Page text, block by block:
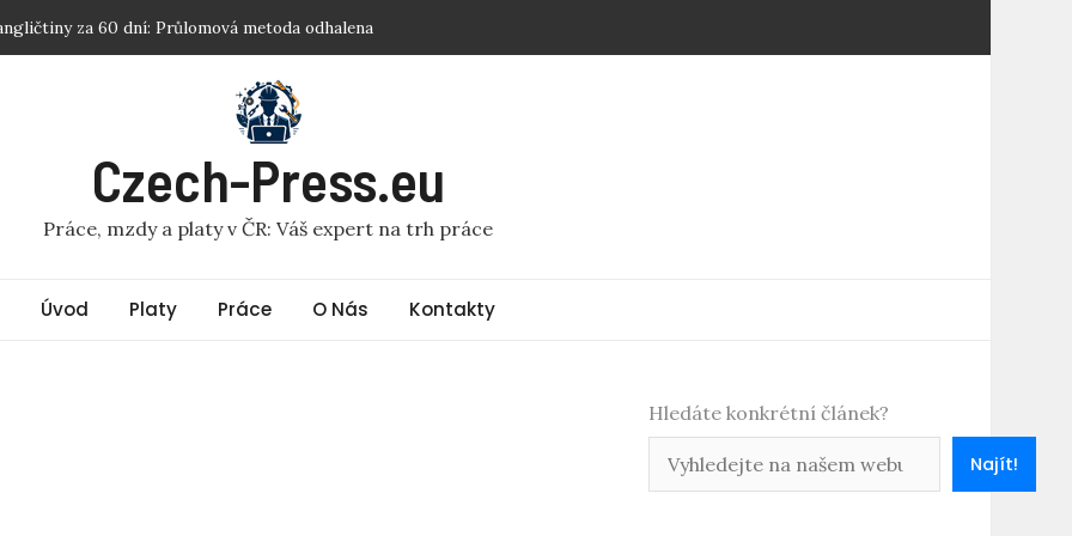
Decathlon brigáda: Tajné tipy, jak vydělat více!
Peer konzultanti: Nečekaně vysoké platy odhaleny!
lídrem: Skutečným lídrem hned: Veďte svou kariéru k
Czech-Press.eu
Práce, mzdy a platy v ČR: Váš expert na trh práce
Úvod Platy Práce O Nás Kontakty
Hledáte konkrétní článek?
Najít!